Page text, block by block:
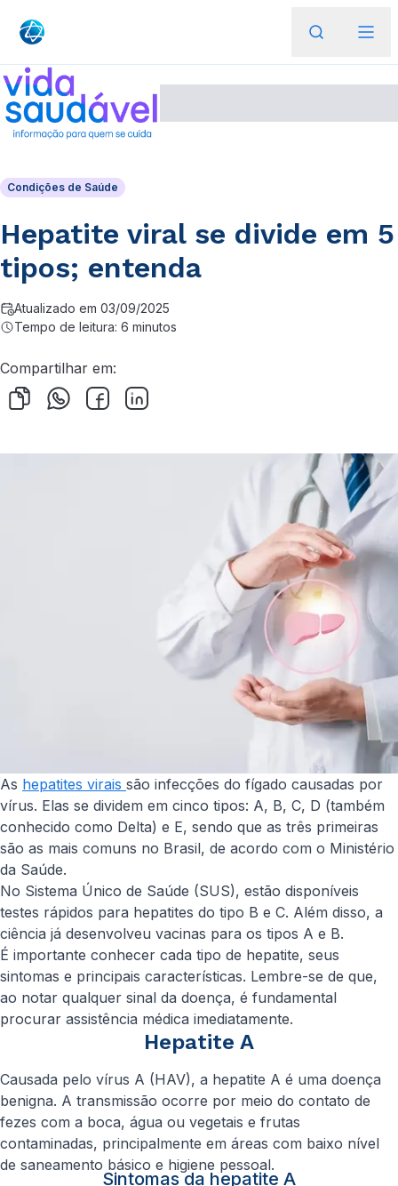
Condições de Saúde
Hepatite viral se divide em 5
tipos; entenda
Atualizado em 03/09/2025
Tempo de leitura: 6 minutos
Compartilhar em:
As hepatites virais são infecções do fígado causadas por
vírus. Elas se dividem em cinco tipos: A, B, C, D (também
conhecido como Delta) e E, sendo que as três primeiras
são as mais comuns no Brasil, de acordo com o Ministério
da Saúde.
No Sistema Único de Saúde (SUS), estão disponíveis
testes rápidos para hepatites do tipo B e C. Além disso, a
ciência já desenvolveu vacinas para os tipos A e B.
É importante conhecer cada tipo de hepatite, seus
sintomas e principais características. Lembre-se de que,
ao notar qualquer sinal da doença, é fundamental
procurar assistência médica imediatamente.
Hepatite A
Causada pelo vírus A (HAV), a hepatite A é uma doença
benigna. A transmissão ocorre por meio do contato de
fezes com a boca, água ou vegetais e frutas
contaminadas, principalmente em áreas com baixo nível
de saneamento básico e higiene pessoal.
Sintomas da hepatite A